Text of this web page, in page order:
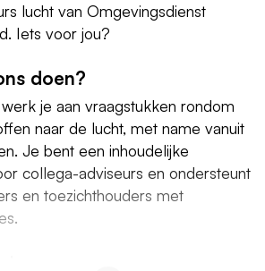
lucht van Omgevingsdienst
Iets voor jou?
doen?
je aan vraagstukken rondom
naar de lucht, met name vanuit
Je bent een inhoudelijke
collega-adviseurs en ondersteunt
en toezichthouders met